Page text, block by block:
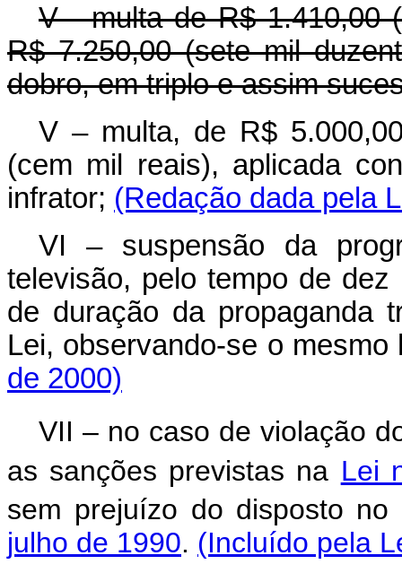
V - multa de R$ 1.410,00
R$ 7.250,00 (sete mil
dobro, em triplo e assim
V – multa, de R$
(cem mil reais), aplicada
infrator; (Redação dada pela
VI – suspensão da
televisão, pelo tempo de
de duração da propaganda
Lei, observando-se o
de 2000)
VII – no caso de violação
as sanções previstas na Lei
sem prejuízo do disposto
julho de 1990. (Incluído pela